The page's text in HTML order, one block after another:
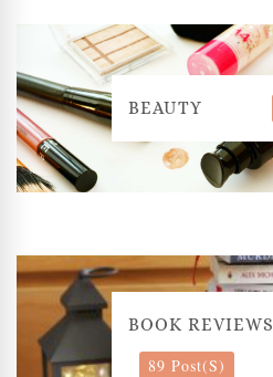
BEAUTY
BOOK REVIEWS
89 Post(s)